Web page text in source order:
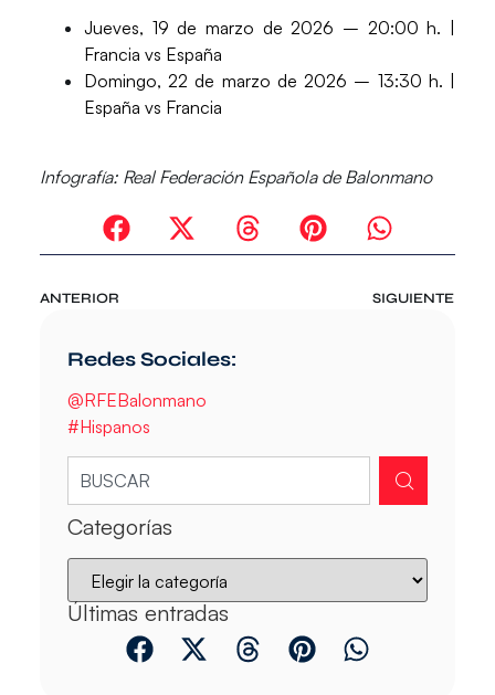
Jueves, 19 de marzo de 2026 – 20:00 h. |
Francia vs España
Domingo, 22 de marzo de 2026 – 13:30 h. |
España vs Francia
Infografía: Real Federación Española de Balonmano
ANTERIOR SIGUIENTE
Redes Sociales:
@RFEBalonmano
#Hispanos
Categorías
Últimas entradas